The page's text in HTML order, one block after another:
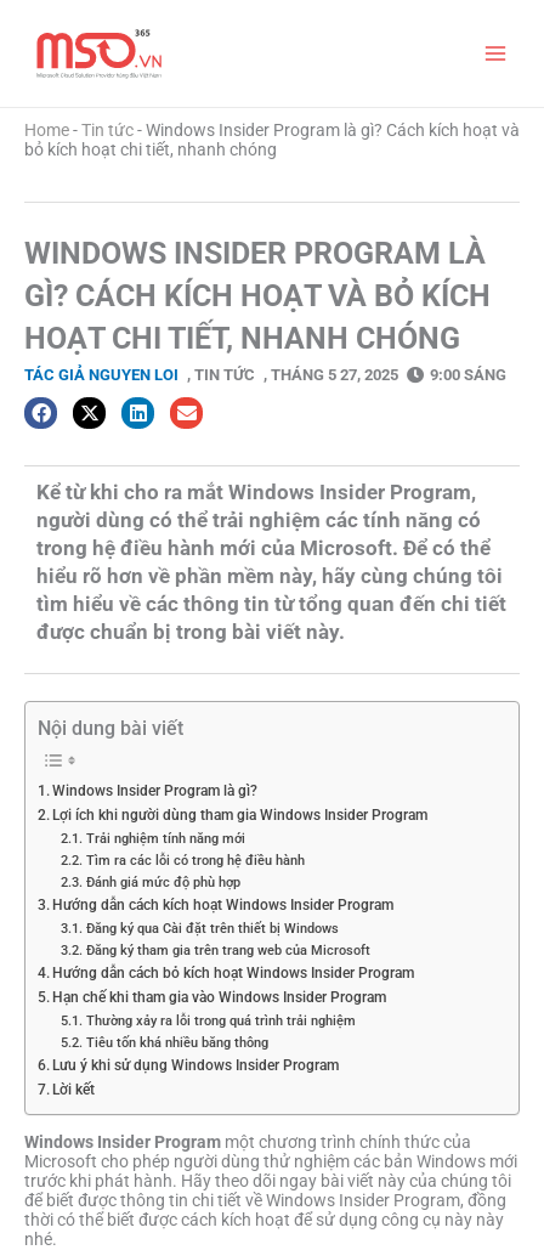
dung
Menu
Home-Tin tức-Windows Insider Program là gì? Cách kích hoạt và
bỏ kích hoạt chi tiết, nhanh chóng
WINDOWS INSIDER PROGRAM LÀ
GÌ? CÁCH KÍCH HOẠT VÀ BỎ KÍCH
HOẠT CHI TIẾT, NHANH CHÓNG
TÁC GIẢ NGUYEN LOI , TIN TỨC , THÁNG 5 27, 2025 9:00 SÁNG
Kể từ khi cho ra mắt Windows Insider Program,
người dùng có thể trải nghiệm các tính năng có
trong hệ điều hành mới của Microsoft. Để có thể
hiểu rõ hơn về phần mềm này, hãy cùng chúng tôi
tìm hiểu về các thông tin từ tổng quan đến chi tiết
được chuẩn bị trong bài viết này.
Nội dung bài viết
Windows Insider Program là gì?
Lợi ích khi người dùng tham gia Windows Insider Program
Trải nghiệm tính năng mới
Tìm ra các lỗi có trong hệ điều hành
Đánh giá mức độ phù hợp
Hướng dẫn cách kích hoạt Windows Insider Program
Đăng ký qua Cài đặt trên thiết bị Windows
Đăng ký tham gia trên trang web của Microsoft
Hướng dẫn cách bỏ kích hoạt Windows Insider Program
Hạn chế khi tham gia vào Windows Insider Program
Thường xảy ra lỗi trong quá trình trải nghiệm
Tiêu tốn khá nhiều băng thông
Lưu ý khi sử dụng Windows Insider Program
Lời kết
Windows Insider Program một chương trình chính thức của
Microsoft cho phép người dùng thử nghiệm các bản Windows mới
trước khi phát hành. Hãy theo dõi ngay bài viết này của chúng tôi
để biết được thông tin chi tiết về Windows Insider Program, đồng
thời có thể biết được cách kích hoạt để sử dụng công cụ này này
nhé.